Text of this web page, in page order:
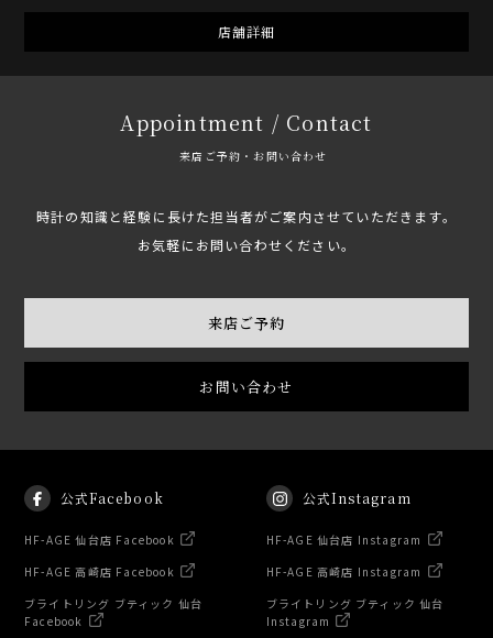
店舗詳細
Appointment / Contact
来店ご予約・お問い合わせ
時計の知識と経験に長けた担当者がご案内させていただきます。
お気軽にお問い合わせください。
来店ご予約
お問い合わせ
公式Facebook
HF-AGE 仙台店 Facebook
HF-AGE 高崎店 Facebook
ブライトリング ブティック 仙台
Facebook
公式Instagram
HF-AGE 仙台店 Instagram
HF-AGE 高崎店 Instagram
ブライトリング ブティック 仙台
Instagram